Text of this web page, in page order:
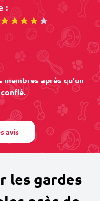
:
membres après qu'un
avis
les gardes